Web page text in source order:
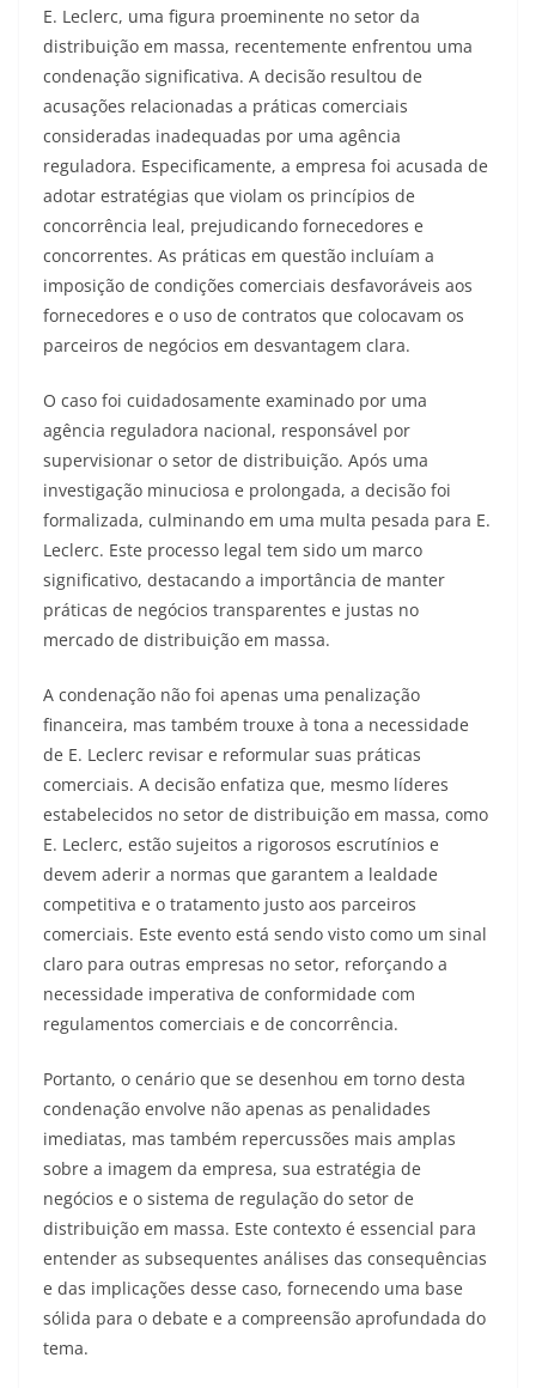
E. Leclerc, uma figura proeminente no setor da
distribuição em massa, recentemente enfrentou uma
condenação significativa. A decisão resultou de
acusações relacionadas a práticas comerciais
consideradas inadequadas por uma agência
reguladora. Especificamente, a empresa foi acusada de
adotar estratégias que violam os princípios de
concorrência leal, prejudicando fornecedores e
concorrentes. As práticas em questão incluíam a
imposição de condições comerciais desfavoráveis aos
fornecedores e o uso de contratos que colocavam os
parceiros de negócios em desvantagem clara.
O caso foi cuidadosamente examinado por uma
agência reguladora nacional, responsável por
supervisionar o setor de distribuição. Após uma
investigação minuciosa e prolongada, a decisão foi
formalizada, culminando em uma multa pesada para E.
Leclerc. Este processo legal tem sido um marco
significativo, destacando a importância de manter
práticas de negócios transparentes e justas no
mercado de distribuição em massa.
A condenação não foi apenas uma penalização
financeira, mas também trouxe à tona a necessidade
de E. Leclerc revisar e reformular suas práticas
comerciais. A decisão enfatiza que, mesmo líderes
estabelecidos no setor de distribuição em massa, como
E. Leclerc, estão sujeitos a rigorosos escrutínios e
devem aderir a normas que garantem a lealdade
competitiva e o tratamento justo aos parceiros
comerciais. Este evento está sendo visto como um sinal
claro para outras empresas no setor, reforçando a
necessidade imperativa de conformidade com
regulamentos comerciais e de concorrência.
Portanto, o cenário que se desenhou em torno desta
condenação envolve não apenas as penalidades
imediatas, mas também repercussões mais amplas
sobre a imagem da empresa, sua estratégia de
negócios e o sistema de regulação do setor de
distribuição em massa. Este contexto é essencial para
entender as subsequentes análises das consequências
e das implicações desse caso, fornecendo uma base
sólida para o debate e a compreensão aprofundada do
tema.